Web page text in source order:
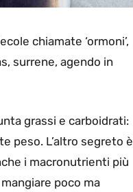
chiamate ‘ormoni’,
surrene, agendo in
grassi e carboidrati:
peso. L’altro segreto è
i macronutrienti più
poco ma